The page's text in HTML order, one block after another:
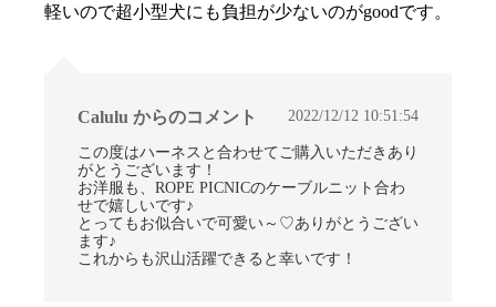
軽いので超小型犬にも負担が少ないのがgoodです。
Calulu からのコメント 2022/12/12 10:51:54
この度はハーネスと合わせてご購入いただきあり
がとうございます！
お洋服も、ROPE PICNICのケーブルニット合わ
せで嬉しいです♪
とってもお似合いで可愛い～♡ありがとうござい
ます♪
これからも沢山活躍できると幸いです！